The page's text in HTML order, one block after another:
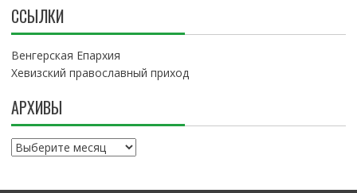
ССЫЛКИ
Венгерская Епархия
Хевизский православный приход
АРХИВЫ
А